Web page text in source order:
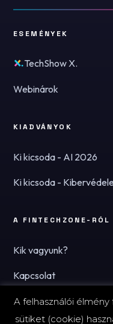
ESEMÉNYEK
TechShow X.
Webinárok
KIADVÁNYOK
Ki kicsoda - AI 2026
Ki kicsoda -
A FINTECHZONE-RÓL
Kik vagyunk?
Kapcsolat
Hírlevél
A felhasználói
sütiket (cookie)